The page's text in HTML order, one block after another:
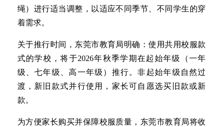
绳）进行适当调整，以适应不同季节、不同学生的穿
着需求。
关于推行时间，东莞市教育局明确：使用共用校服款
式的学校，将于2026年秋季学期在起始年级（一年
级、七年级、高一年级）推行。非起始年级自然过
渡，新旧款式并行使用，家长可自愿选买旧款或新
款。
为方便家长购买并保障校服质量，东莞市教育局将收